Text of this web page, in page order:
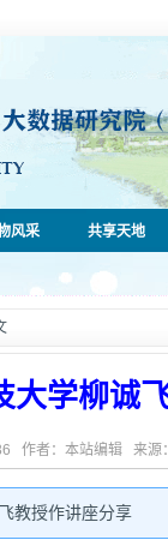
风采 共享天地
大学柳诚
作者：本站编辑 来源
教授作讲座分享